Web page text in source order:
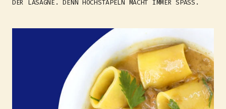
DER LASAGNE. DENN HOCHSTAPELN MACHT IMMER SPASS.